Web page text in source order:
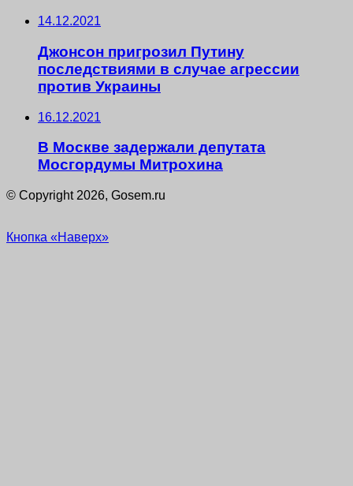
14.12.2021
Джонсон пригрозил Путину
последствиями в случае агрессии
против Украины
16.12.2021
В Москве задержали депутата
Мосгордумы Митрохина
© Copyright 2026, Gosem.ru
Кнопка «Наверх»